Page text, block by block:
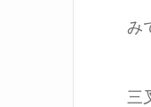
み
三